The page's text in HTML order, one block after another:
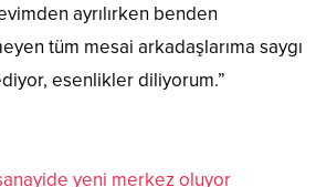
ayrılırken benden
tüm mesai arkadaşlarıma saygı
esenlikler diliyorum.”